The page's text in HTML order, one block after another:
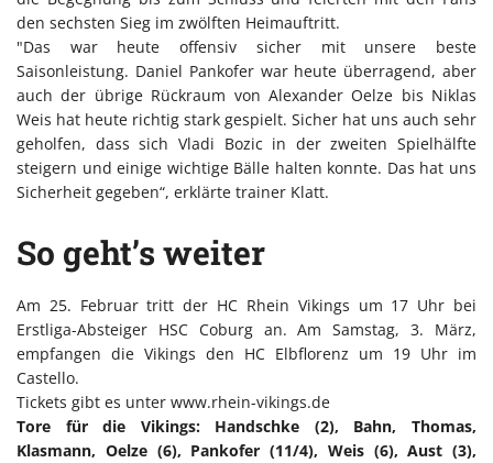
den sechsten Sieg im zwölften Heimauftritt.
"Das war heute offensiv sicher mit unsere beste
Saisonleistung. Daniel Pankofer war heute überragend, aber
auch der übrige Rückraum von Alexander Oelze bis Niklas
Weis hat heute richtig stark gespielt. Sicher hat uns auch sehr
geholfen, dass sich Vladi Bozic in der zweiten Spielhälfte
steigern und einige wichtige Bälle halten konnte. Das hat uns
Sicherheit gegeben“, erklärte trainer Klatt.
So geht’s weiter
Am 25. Februar tritt der HC Rhein Vikings um 17 Uhr bei
Erstliga-Absteiger HSC Coburg an. Am Samstag, 3. März,
empfangen die Vikings den HC Elbflorenz um 19 Uhr im
Castello.
Tickets gibt es unter www.rhein-vikings.de
Tore für die Vikings: Handschke (2), Bahn, Thomas,
Klasmann, Oelze (6), Pankofer (11/4), Weis (6), Aust (3),